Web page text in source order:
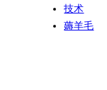
技术
薅羊毛